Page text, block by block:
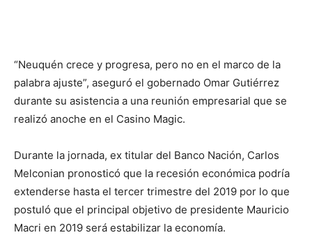
“Neuquén crece y progresa, pero no en el marco de la
palabra ajuste”, aseguró el gobernado Omar Gutiérrez
durante su asistencia a una reunión empresarial que se
realizó anoche en el Casino Magic.
Durante la jornada, ex titular del Banco Nación, Carlos
Melconian pronosticó que la recesión económica podría
extenderse hasta el tercer trimestre del 2019 por lo que
postuló que el principal objetivo de presidente Mauricio
Macri en 2019 será estabilizar la economía.